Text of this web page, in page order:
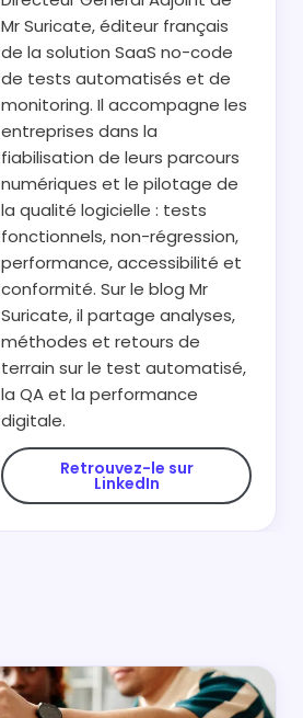
Mr Suricate, éditeur français
de la solution SaaS no-code
de tests automatisés et de
monitoring. Il accompagne les
entreprises dans la
fiabilisation de leurs parcours
numériques et le pilotage de
la qualité logicielle : tests
fonctionnels, non-régression,
performance, accessibilité et
conformité. Sur le blog Mr
Suricate, il partage analyses,
méthodes et retours de
terrain sur le test automatisé,
la QA et la performance
digitale.
Retrouvez-le sur
LinkedIn